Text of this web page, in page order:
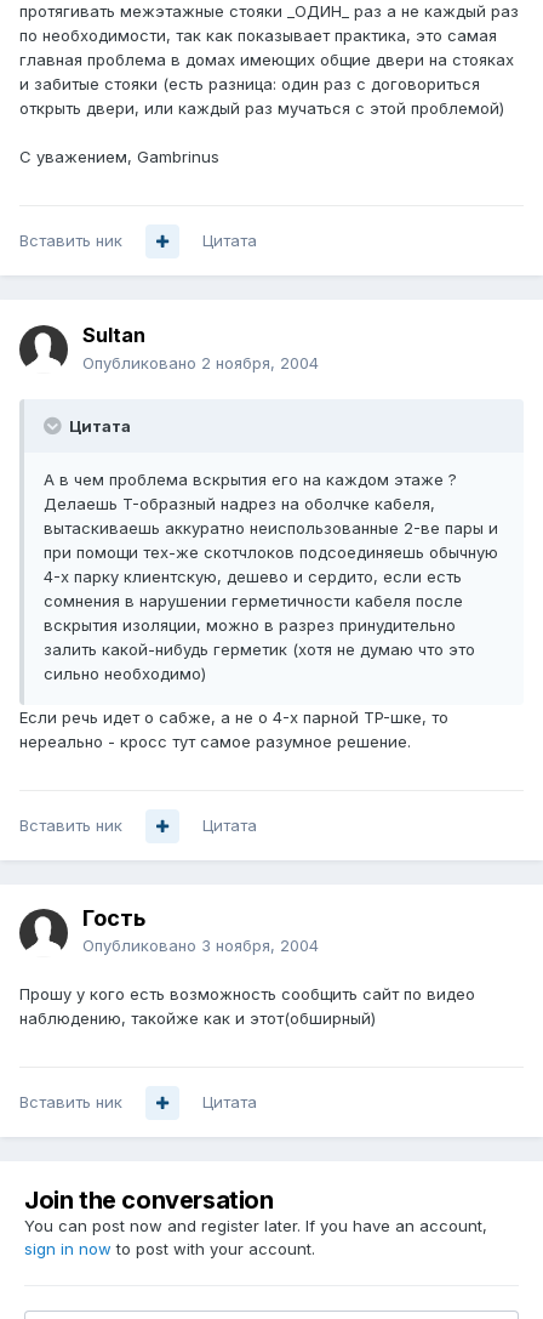
протягивать межэтажные стояки _ОДИН_ раз а не каждый раз
по необходимости, так как показывает практика, это самая
главная проблема в домах имеющих общие двери на стояках
и забитые стояки (есть разница: один раз с договориться
открыть двери, или каждый раз мучаться с этой проблемой)
С уважением, Gambrinus
Вставить ник Цитата
Sultan
Опубликовано 2 ноября, 2004
Цитата
А в чем проблема вскрытия его на каждом этаже ?
Делаешь T-образный надрез на оболчке кабеля,
вытаскиваешь аккуратно неиспользованные 2-ве пары и
при помощи тех-же скотчлоков подсоединяешь обычную
4-х парку клиентскую, дешево и сердито, если есть
сомнения в нарушении герметичности кабеля после
вскрытия изоляции, можно в разрез принудительно
залить какой-нибудь герметик (хотя не думаю что это
сильно необходимо)
Если речь идет о сабже, а не о 4-х парной TP-шке, то
нереально - кросс тут самое разумное решение.
Вставить ник Цитата
Гость
Опубликовано 3 ноября, 2004
Прошу у кого есть возможность сообщить сайт по видео
наблюдению, такойже как и этот(обширный)
Вставить ник Цитата
Join the conversation
You can post now and register later. If you have an account,
sign in now to post with your account.